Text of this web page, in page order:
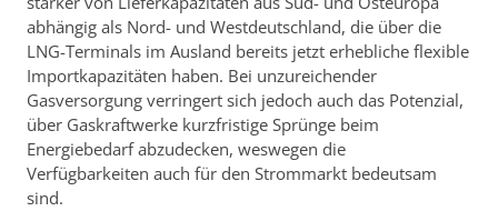
abhängig als Nord- und Westdeutschland, die über die
LNG-Terminals im Ausland bereits jetzt erhebliche flexible
Importkapazitäten haben. Bei unzureichender
Gasversorgung verringert sich jedoch auch das Potenzial,
über Gaskraftwerke kurzfristige Sprünge beim
Energiebedarf abzudecken, weswegen die
Verfügbarkeiten auch für den Strommarkt bedeutsam
sind.